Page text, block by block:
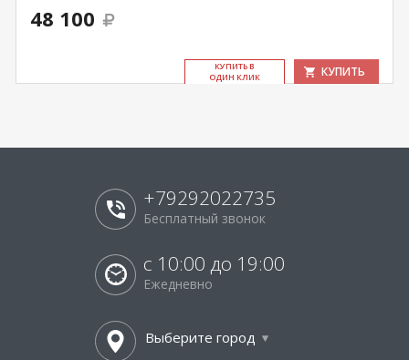
48 100
КУ­ПИТЬ В
ОДИН КЛИК
КУПИТЬ
+79292022735
Бесплатный звонок
с 10:00 до 19:00
Ежедневно
Выберите город